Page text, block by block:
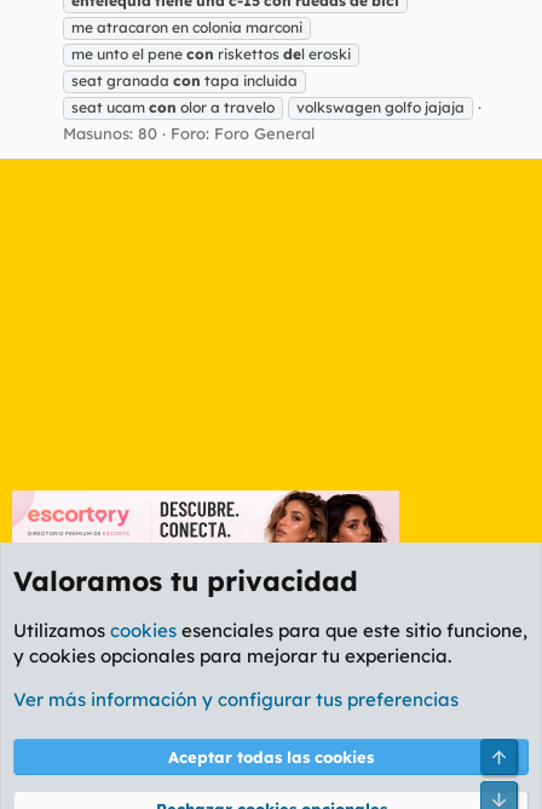
me atracaron en colonia marconi
me unto el pene con riskettos del eroski
seat granada con tapa incluida
seat ucam con olor a travelo volkswagen golfo jajaja
Masunos: 80 Foro: Foro General
Etiquetas
Cookies
PL OLDSTYLE AMARILLO
Términos y reglas Política de privacidad Ayuda
Valoramos tu privacidad
Utilizamos cookies esenciales para que este sitio funcione,
y cookies opcionales para mejorar tu experiencia.
Ver más información y configurar tus preferencias
Aceptar todas las cookies
Pie